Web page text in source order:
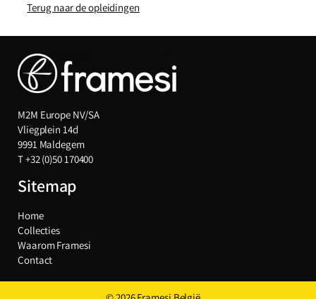
Terug naar de opleidingen
M2M Europe NV/SA
Vliegplein 14d
9991 Maldegem
T+32 (0)50 170400
Sitemap
Home
Collecties
Waarom Framesi
Contact